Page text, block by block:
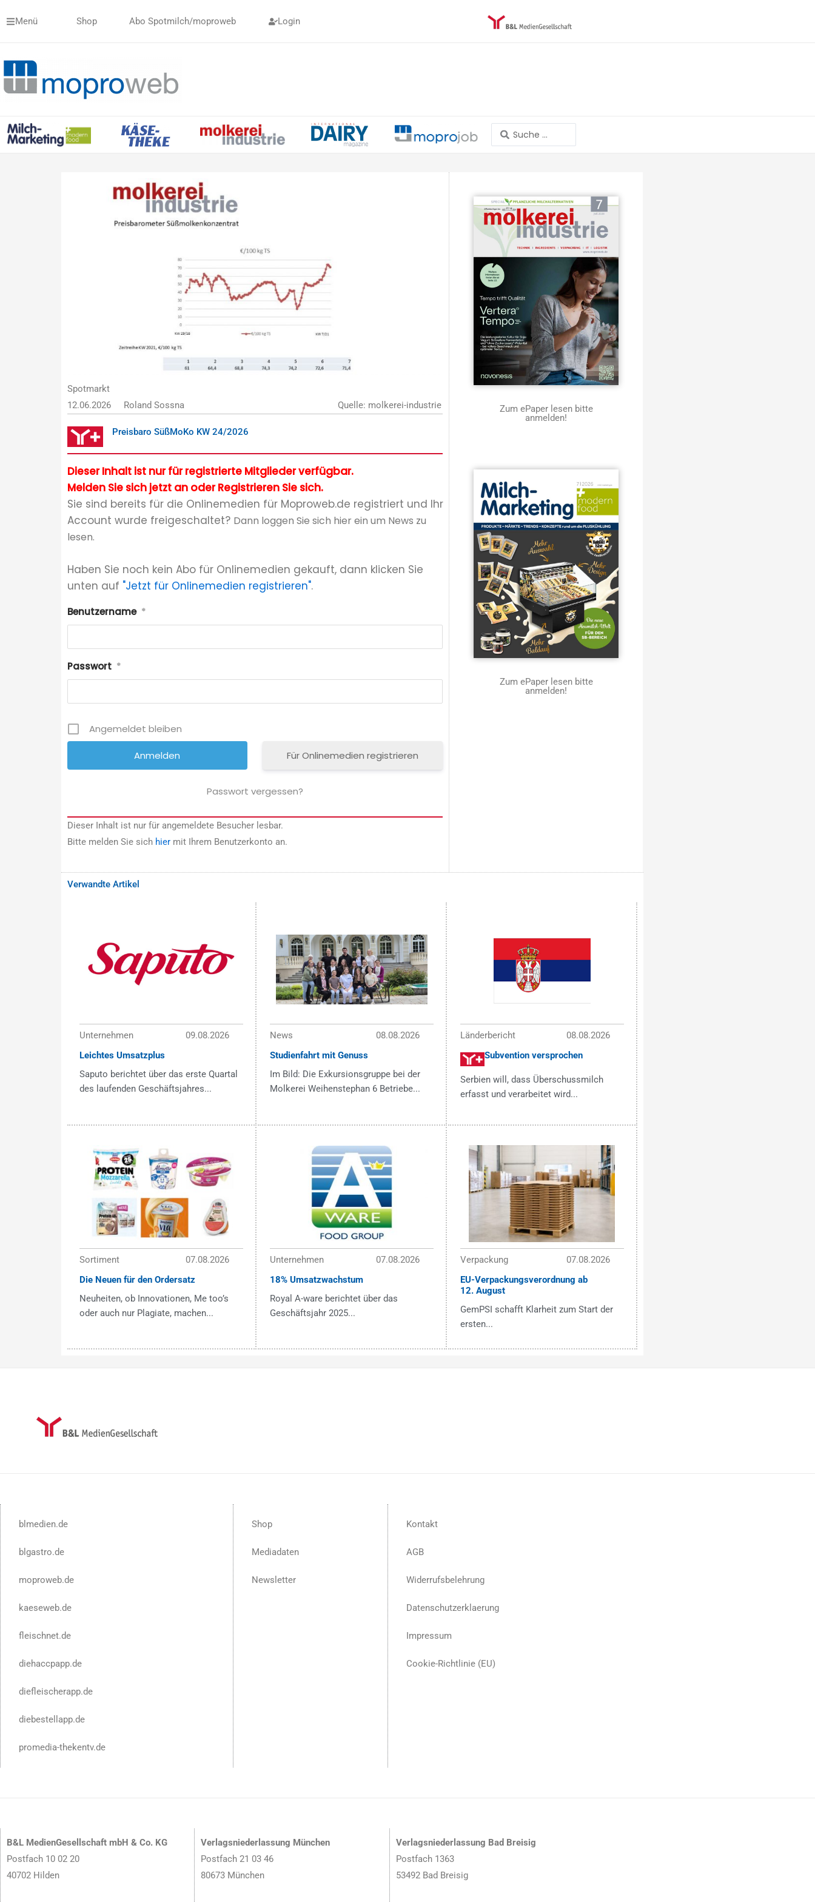
InhaltMenü Shop Abo Spotmilch/moproweb Login
Search
...
Spotmarkt
12.06.2026
Roland Sossna Quelle: molkerei-industrie
Preisbaro SüßMoKo KW 24/2026
Dieser Inhalt ist nur für registrierte Mitglieder verfügbar.
Melden Sie sich jetzt an oder Registrieren Sie sich.
Sie sind bereits für die Onlinemedien für Moproweb.de registriert und Ihr
Account wurde freigeschaltet? Dann loggen Sie sich hier ein um News zu
lesen.
Haben Sie noch kein Abo für Onlinemedien gekauft, dann klicken Sie
unten auf "Jetzt für Onlinemedien registrieren".
Benutzername *
Passwort *
Angemeldet bleiben
Für Onlinemedien registrieren
Passwort vergessen?
Dieser Inhalt ist nur für angemeldete Besucher lesbar.
Bitte melden Sie sich hiermit Ihrem Benutzerkonto an.
Zum ePaper lesen bitte
anmelden!
Zum ePaper lesen bitte
anmelden!
Verwandte Artikel
Unternehmen
09.08.2026
Leichtes Umsatzplus
Saputo berichtet über das erste Quartal
des laufenden Geschäftsjahres...
News
08.08.2026
Studienfahrt mit Genuss
Im Bild: Die Exkursionsgruppe bei der
Molkerei Weihenstephan 6 Betriebe...
Länderbericht
08.08.2026
Subvention versprochen
Serbien will, dass Überschussmilch
erfasst und verarbeitet wird...
Sortiment
07.08.2026
Die Neuen für den Ordersatz
Neuheiten, ob Innovationen, Me too’s
oder auch nur Plagiate, machen...
Unternehmen
07.08.2026
18% Umsatzwachstum
Royal A-ware berichtet über das
Geschäftsjahr 2025...
Verpackung
07.08.2026
EU-Verpackungsverordnung ab
12. August
GemPSI schafft Klarheit zum Start der
ersten...
blmedien.de
blgastro.de
moproweb.de
kaeseweb.de
fleischnet.de
diehaccpapp.de
diefleischerapp.de
diebestellapp.de
promedia-thekentv.de
Shop
Mediadaten
Newsletter
Kontakt
AGB
Widerrufsbelehrung
Datenschutzerklaerung
Impressum
Cookie-Richtlinie (EU)
B&L MedienGesellschaft mbH & Co. KG
Postfach 10 02 20
40702 Hilden
Verlagsniederlassung München
Postfach 21 03 46
80673 München
Verlagsniederlassung Bad Breisig
Postfach 1363
53492 Bad Breisig